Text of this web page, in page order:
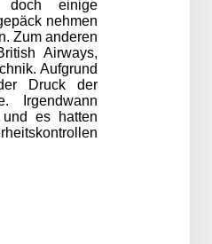
einige
nehmen
Zum anderen
Airways,
Aufgrund
Druck der
Irgendwann
es hatten